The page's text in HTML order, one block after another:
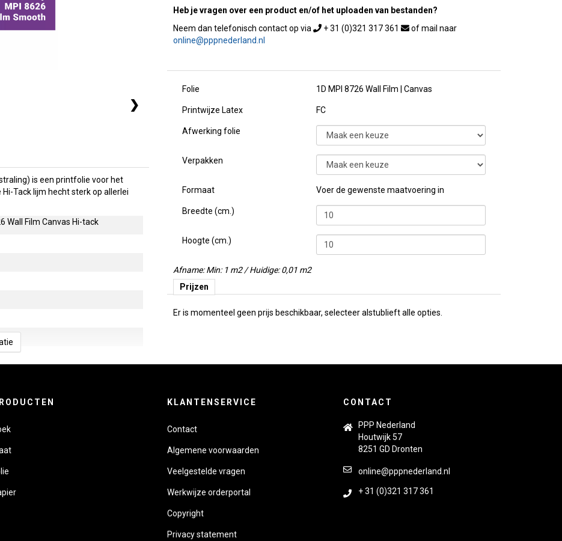
❯
is een printfolie voor het
Tack lijm hecht sterk op allerlei
Wall Film Canvas Hi-tack
Heb je vragen over een product en/of het uploaden van bestanden?
+ 31 (0)321 317 361
online@pppnederland.nl
Folie 1D MPI 8726 Wall Film | Canvas
Printwijze Latex FC
Afwerking folie
Verpakken
Formaat Voer de gewenste maatvoering in
Breedte (cm.)
Hoogte (cm.)
Afname: Min: 1 m2 / Huidige: 0,01 m2
Prijzen
Er is momenteel geen prijs beschikbaar, selecteer alstublieft alle opties.
KLANTENSERVICE
Contact
Algemene voorwaarden
Veelgestelde vragen
Werkwijze orderportal
Copyright
Privacy statement
CONTACT
PPP Nederland
Houtwijk 57
8251 GD Dronten
online@pppnederland.nl
+ 31 (0)321 317 361